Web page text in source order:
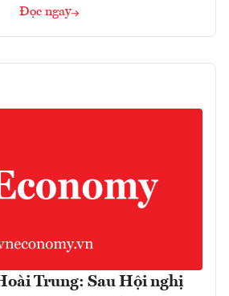
Đọc ngay
Trung: Sau Hội nghị